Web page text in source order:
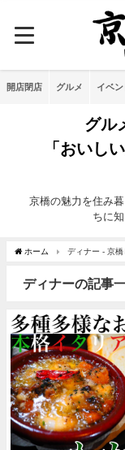
開店閉店 グルメ イベン
グル
「おいし
京橋の魅力を住み
ちに
ホーム ディナー - 京橋
ディナーの記事